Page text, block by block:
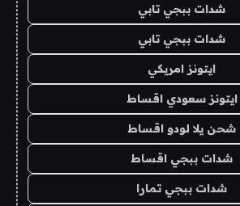
شدات ببجي تابي
شدات ببجي تابي
ايتونز امريكي
ايتونز سعودي اقساط
شحن يلا لودو اقساط
شدات ببجي اقساط
شدات ببجي تمارا